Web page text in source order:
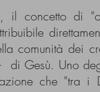
concetto di
comunità dei
Gesù. Uno
che "tra i